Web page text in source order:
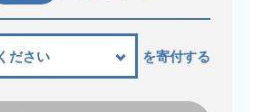
を寄付する